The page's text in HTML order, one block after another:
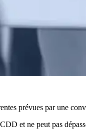
prévues par une
et ne peut pas